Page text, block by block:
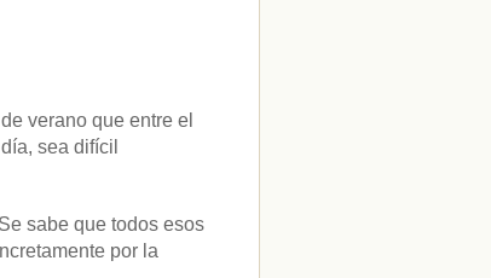
verano que entre el
sea difícil
sabe que todos esos
por la